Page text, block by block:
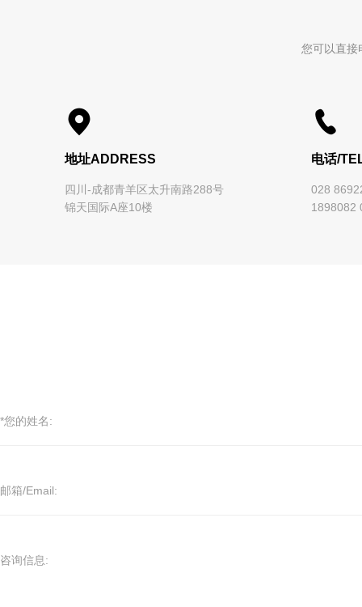
您可以直接

地址ADDRESS
四川-成都青羊区太升南路288号
锦天国际A座10楼

电话/
028
1898082
*您的姓名:
邮箱/Email:
咨询信息: